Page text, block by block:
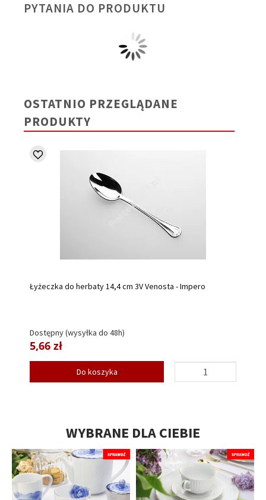
PYTANIA DO PRODUKTU
OSTATNIO PRZEGLĄDANE
PRODUKTY
Łyżeczka do herbaty 14,4 cm 3V Venosta - Impero
Dostępny (wysyłka do 48h)
5,66 zł
Do koszyka
WYBRANE DLA CIEBIE